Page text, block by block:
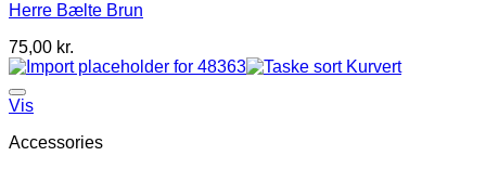
Herre Bælte Brun
75,00 kr.
Vis
Accessories